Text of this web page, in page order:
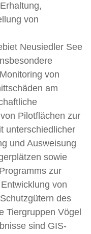
von
Neusiedler See
von
am
Pilotflächen zur
unterschiedlicher
und Ausweisung
sowie
zur
von
des
Tiergruppen Vögel
sind GIS-